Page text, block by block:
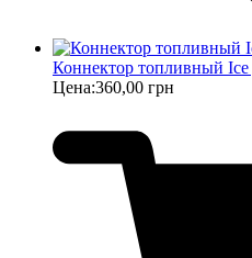
Коннектор топливный Ice
Цена:360,00 грн